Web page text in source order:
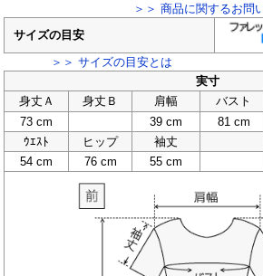
＞＞ 商品に関するお問い
サイズの目安
＞＞ サイズの目安とは
実寸
身丈Ａ
身丈Ｂ 肩幅 バスト
73 cm
39 cm 81 cm
ｳｴｽﾄ
ヒップ
袖丈
54 cm
76 cm 55 cm